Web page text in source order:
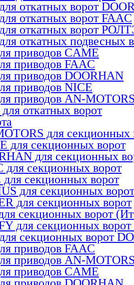
откатных ворот
откатных ворот FAAC
откатных ворот
откатных подвесных
приводов CAME
приводов FAAC
приводов DOORHAN
приводов NICE
приводов AN-
откатных ворот
для секционных
для секционных ворот
для секционных
для секционных ворот
секционных ворот
для секционных ворот
для секционных ворот
секционных ворот
для секционных
секционных ворот
приводов FAAC
приводов AN-
приводов CAME